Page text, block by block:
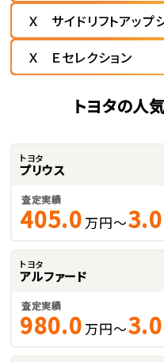
Ｘ サイドリフトアップ
Ｘ Ｅセレクション
トヨタの人
トヨタ
プリウス
査定実績
405.0 万円～3.0
トヨタ
アルファード
査定実績
980.0 万円～3.0